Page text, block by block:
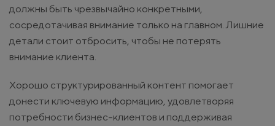
должны быть чрезвычайно конкретными,
сосредотачивая внимание только на главном. Лишние
детали стоит отбросить, чтобы не потерять
внимание клиента.
Хорошо структурированный контент помогает
донести ключевую информацию, удовлетворяя
потребности бизнес-клиентов и поддерживая